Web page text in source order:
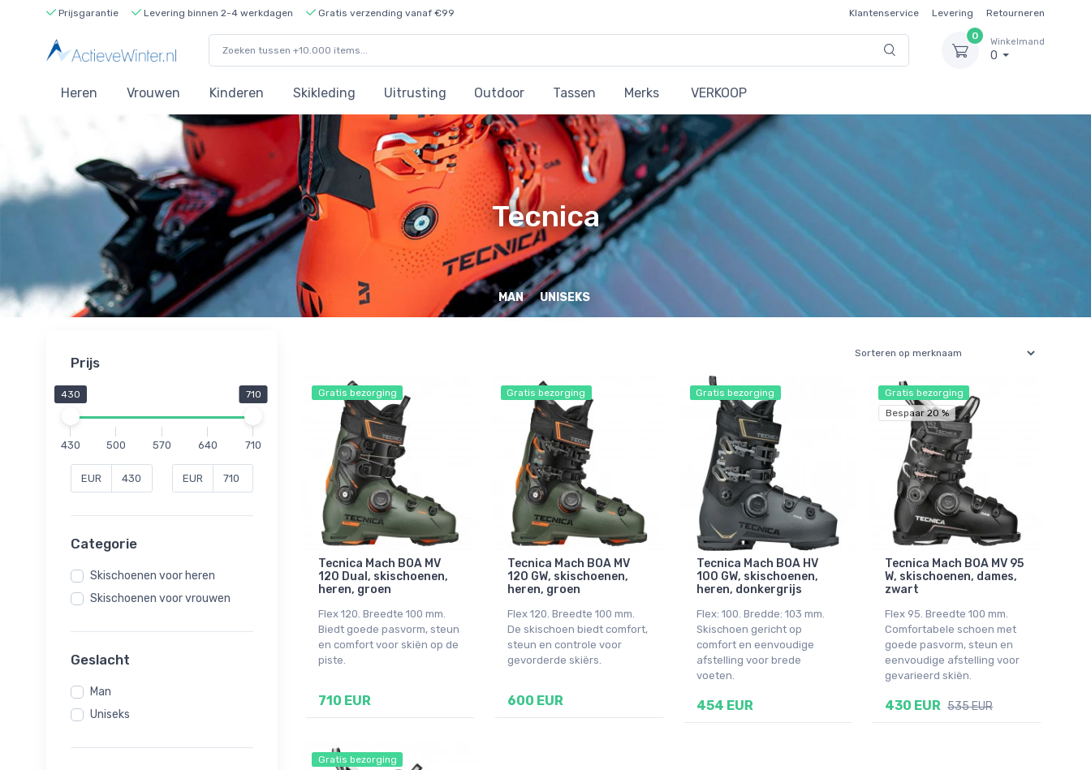
Prijsgarantie Levering binnen 2-4 werkdagen Gratis verzending vanaf €99 Klantenservice Levering
Retourneren
0
Winkelmand
0
Heren Vrouwen Kinderen Skikleding Uitrusting Outdoor Tassen Merks VERKOOP
Tecnica
MAN UNISEKS
Prijs
430 710
430 500 570 640 710
EUR EUR
Categorie
Skischoenen voor heren
Skischoenen voor vrouwen
Geslacht
Man
Uniseks
Gratis bezorging
Tecnica Mach BOA MV
120 Dual, skischoenen,
heren, groen
Flex 120. Breedte 100 mm.
Biedt goede pasvorm, steun
en comfort voor skiën op de
piste.
710 EUR
Gratis bezorging
Tecnica Mach BOA MV
120 GW, skischoenen,
heren, groen
Flex 120. Breedte 100 mm.
De skischoen biedt comfort,
steun en controle voor
gevorderde skiërs.
600 EUR
Gratis bezorging
Tecnica Mach BOA HV
100 GW, skischoenen,
heren, donkergrijs
Flex: 100. Bredde: 103 mm.
Skischoen gericht op
comfort en eenvoudige
afstelling voor brede
voeten.
454 EUR
Gratis bezorging
Bespaar 20 %
Tecnica Mach BOA MV 95
W, skischoenen, dames,
zwart
Flex 95. Breedte 100 mm.
Comfortabele schoen met
goede pasvorm, steun en
eenvoudige afstelling voor
gevarieerd skiën.
430 EUR 535 EUR
Gratis bezorging